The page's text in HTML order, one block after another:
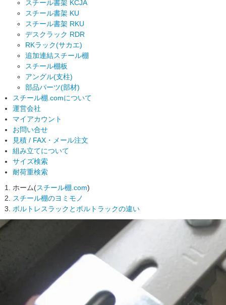
スチール書架 KCJA
スチール書架 KU
スチール書架 RKU
デスクラック RDR
RKラック(サカエ)
追加連結スチール棚
スチール棚板
アングル(支柱)
部品パーツ(部材)
スチール棚.comについて
運営会社
マイアカウント
お問い合せ
見積 / FAX・メール注文
組み立てについて
サイズ検索
耐荷重検索
ホーム(スチール棚.com)
スチール棚のヨミモノ
ボルトレスラックとボルトラックの違い